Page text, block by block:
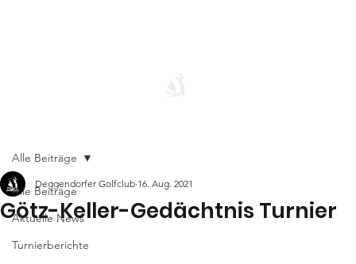
Alle Beiträge
Aktuelle News
Turnierberichte
Alle Beiträge
Götz-Keller-Gedächtnis Turnier
Deggendorfer Golfclub 16. Aug. 2021